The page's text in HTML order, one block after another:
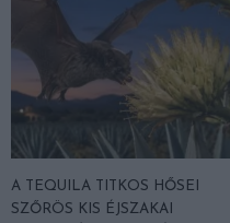
A TEQUILA TITKOS HŐSEI
SZŐRÖS KIS ÉJSZAKAI